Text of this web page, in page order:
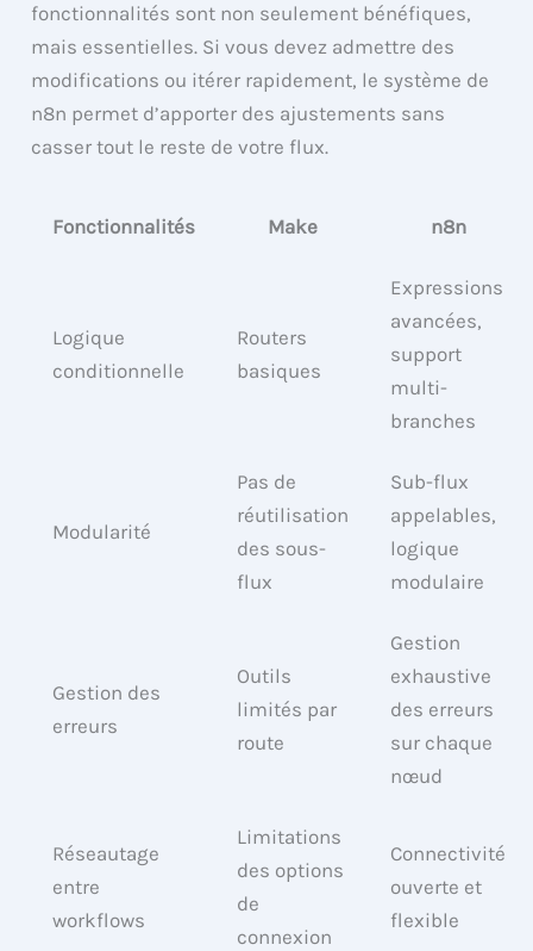
fonctionnalités sont non seulement bénéfiques,
mais essentielles. Si vous devez admettre des
modifications ou itérer rapidement, le système de
n8n permet d’apporter des ajustements sans
casser tout le reste de votre flux.
Fonctionnalités Make n8n
Logique
conditionnelle
Routers
basiques
Expressions
avancées,
support
multi-
branches
Modularité
Pas de
réutilisation
des sous-
flux
Sub-flux
appelables,
logique
modulaire
Gestion des
erreurs
Outils
limités par
route
Gestion
exhaustive
des erreurs
sur chaque
nœud
Réseautage
entre
workflows
Limitations
des options
de
connexion
Connectivité
ouverte et
flexible